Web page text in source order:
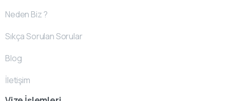
Neden Biz ?
Sıkça Sorulan Sorular
Blog
İletişim